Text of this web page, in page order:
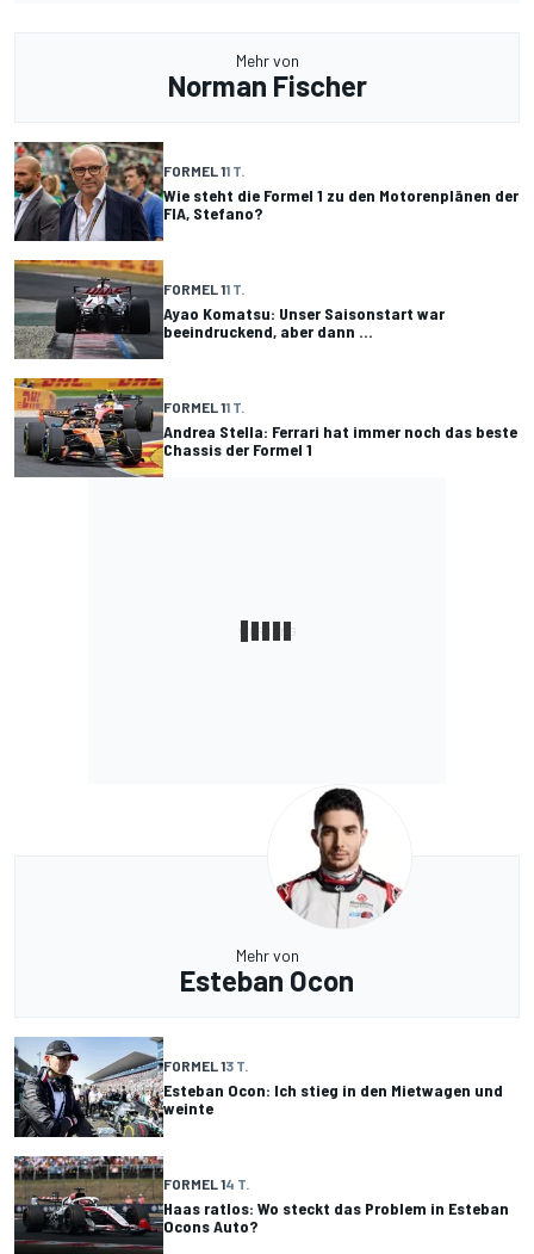
Mehr von
Norman Fischer
FORMEL 11 T.
Wie steht die Formel 1 zu den Motorenplänen der
FIA, Stefano?
FORMEL 11 T.
Ayao Komatsu: Unser Saisonstart war
beeindruckend, aber dann ...
FORMEL 11 T.
Andrea Stella: Ferrari hat immer noch das beste
Chassis der Formel 1
Mehr von
Esteban Ocon
FORMEL 13 T.
Esteban Ocon: Ich stieg in den Mietwagen und
weinte
FORMEL 14 T.
Haas ratlos: Wo steckt das Problem in Esteban
Ocons Auto?